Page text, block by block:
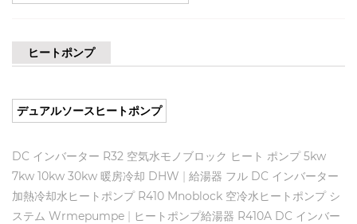
ヒートポンプ
デュアルソースヒートポンプ
DC インバーター R32 空気水モノブロック ヒート ポンプ 5kw
7kw 10kw 30kw 暖房冷却 DHW | 給湯器 フル DC インバーター
加熱冷却水ヒートポンプ R410 Mnoblock 空冷水ヒートポンプ シ
ステム Wrmepumpe | ヒートポンプ給湯器 R410A DC インバー